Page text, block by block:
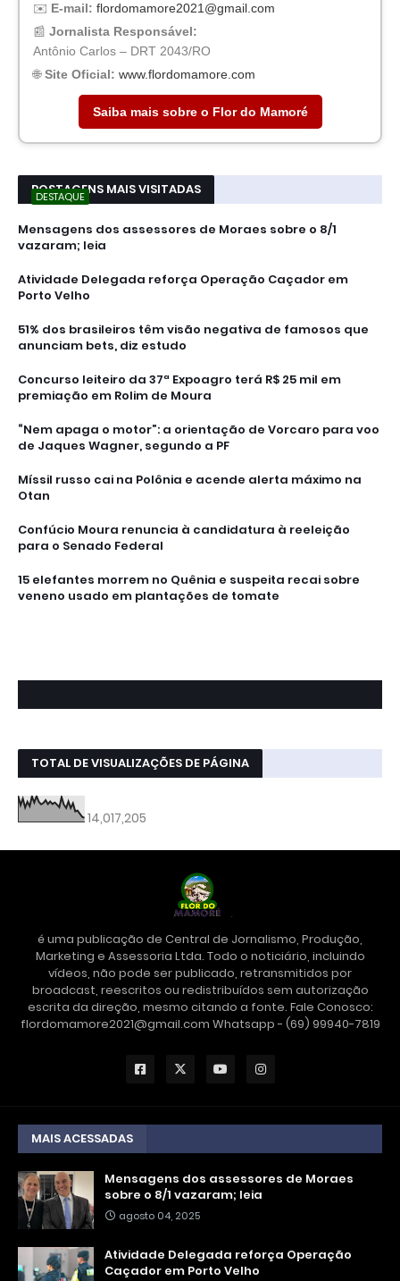
✉️ E-mail: flordomamore2021@gmail.com
📰 Jornalista Responsável:
Antônio Carlos – DRT 2043/RO
🌐Site Oficial: www.flordomamore.com
Saiba mais sobre o Flor do Mamoré
POSTAGENS MAIS VISITADAS
DESTAQUE
Mensagens dos assessores de Moraes sobre o 8/1
vazaram; leia
Atividade Delegada reforça Operação Caçador em
Porto Velho
51% dos brasileiros têm visão negativa de famosos que
anunciam bets, diz estudo
Concurso leiteiro da 37ª Expoagro terá R$ 25 mil em
premiação em Rolim de Moura
“Nem apaga o motor”: a orientação de Vorcaro para voo
de Jaques Wagner, segundo a PF
Míssil russo cai na Polônia e acende alerta máximo na
Otan
Confúcio Moura renuncia à candidatura à reeleição
para o Senado Federal
15 elefantes morrem no Quênia e suspeita recai sobre
veneno usado em plantações de tomate
TOTAL DE VISUALIZAÇÕES DE PÁGINA
14,017,205
é uma publicação de Central de Jornalismo, Produção,
Marketing e Assessoria Ltda. Todo o noticiário, incluindo
vídeos, não pode ser publicado, retransmitidos por
broadcast, reescritos ou redistribuídos sem autorização
escrita da direção, mesmo citando a fonte. Fale Conosco:
flordomamore2021@gmail.com Whatsapp - (69) 99940-7819
MAIS ACESSADAS
Mensagens dos assessores de Moraes
sobre o 8/1 vazaram; leia
agosto 04, 2025
Atividade Delegada reforça Operação
Caçador em Porto Velho